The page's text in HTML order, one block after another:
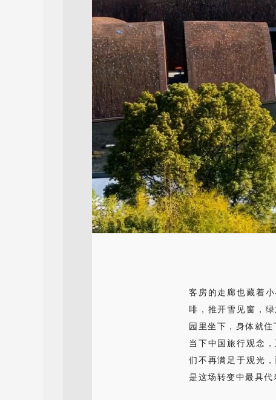
客房的走廊也藏着
啡，推开雪见窗，
园里坐下，身体就
当下中国旅行观念
们不再满足于观光
是这场转变中最具代